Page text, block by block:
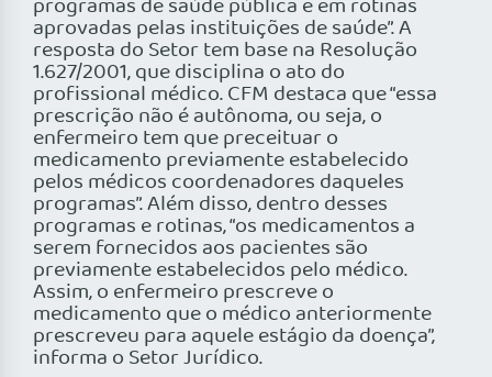
programas de saúde pública e em rotinas
aprovadas pelas instituições de saúde”. A
resposta do Setor tem base na Resolução
1.627/2001, que disciplina o ato do
profissional médico. CFM destaca que “essa
prescrição não é autônoma, ou seja, o
enfermeiro tem que preceituar o
medicamento previamente estabelecido
pelos médicos coordenadores daqueles
programas”. Além disso, dentro desses
programas e rotinas, “os medicamentos a
serem fornecidos aos pacientes são
previamente estabelecidos pelo médico.
Assim, o enfermeiro prescreve o
medicamento que o médico anteriormente
prescreveu para aquele estágio da doença”,
informa o Setor Jurídico.